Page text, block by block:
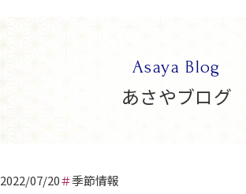
Asaya Blog
あさやブログ
2022/07/20 季節情報